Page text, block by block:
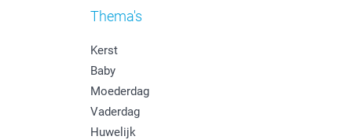
Thema's
Kerst
Baby
Moederdag
Vaderdag
Huwelijk